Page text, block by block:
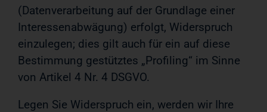
(Datenverarbeitung auf der Grundlage einer
Interessenabwägung) erfolgt, Widerspruch
einzulegen; dies gilt auch für ein auf diese
Bestimmung gestütztes „Profiling“ im Sinne
von Artikel 4 Nr. 4 DSGVO.
Legen Sie Widerspruch ein, werden wir Ihre